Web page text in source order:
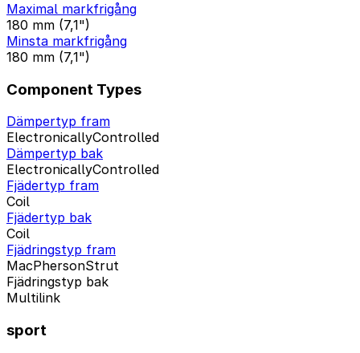
Maximal markfrigång
180 mm (7,1")
Minsta markfrigång
180 mm (7,1")
Component Types
Dämpertyp fram
ElectronicallyControlled
Dämpertyp bak
ElectronicallyControlled
Fjädertyp fram
Coil
Fjädertyp bak
Coil
Fjädringstyp fram
MacPhersonStrut
Fjädringstyp bak
Multilink
sport